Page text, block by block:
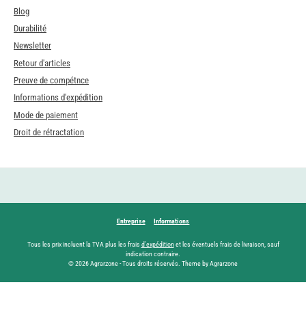
Blog
Durabilité
Newsletter
Retour d'articles
Preuve de compétnce
Informations d'expédition
Mode de paiement
Droit de rétractation
Entreprise Informations
Tous les prix incluent la TVA plus les frais d'expéditionet les éventuels frais de livraison, sauf
indication contraire.
© 2026 Agrarzone - Tous droits réservés. Theme by Agrarzone